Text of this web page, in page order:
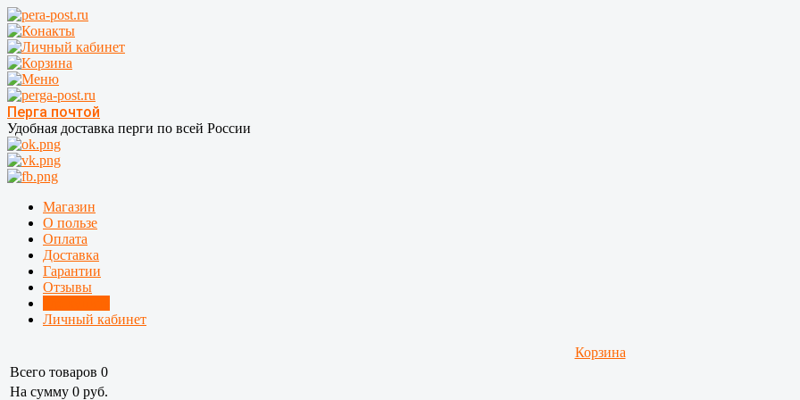
Перга почтой
Удобная доставка перги по всей России
Магазин
О пользе
Оплата
Доставка
Гарантии
Отзывы
Личный кабинет
Корзина
Всего товаров 0
На сумму 0 руб.